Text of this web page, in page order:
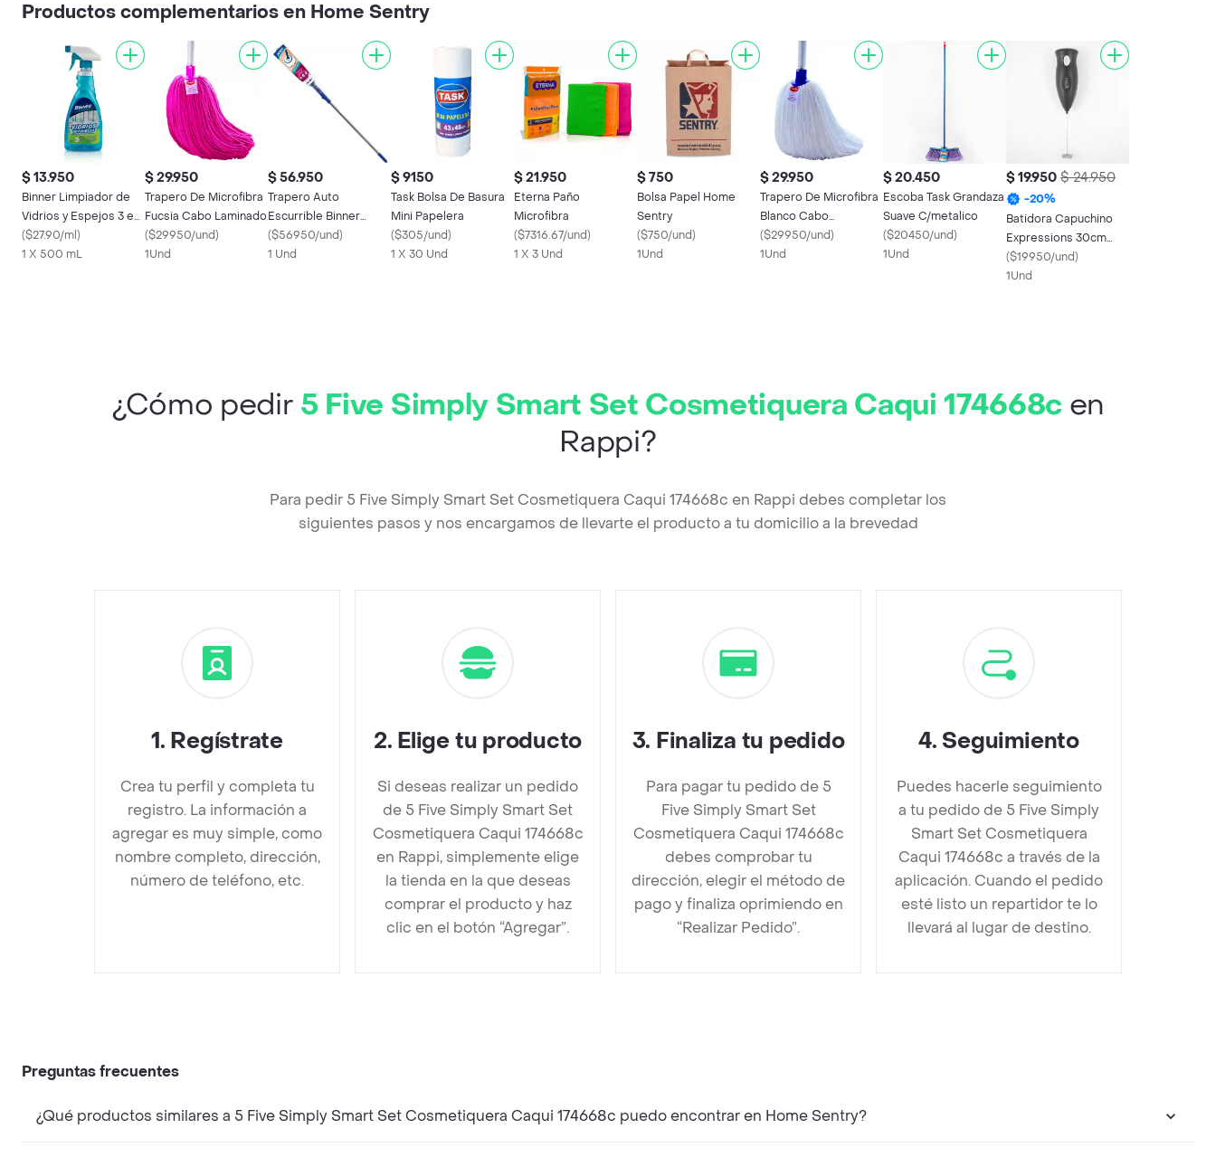
Productos complementarios en Home Sentry
$ 13.950
Binner Limpiador de
Vidrios y Espejos 3 en
1
($27.90/ml)
1 X 500 mL
$ 29.950
Trapero De Microfibra
Fucsia Cabo Laminado
($29950/und)
1Und
$ 56.950
Trapero Auto
Escurrible Binner
107561
($56950/und)
1 Und
$ 9150
Task Bolsa De Basura
Mini Papelera
($305/und)
1 X 30 Und
$ 21.950
Eterna Paño
Microfibra
($7316.67/und)
1 X 3 Und
$ 750
Bolsa Papel Home
Sentry
($750/und)
1Und
$ 29.950
Trapero De Microfibra
Blanco Cabo
Laminado
($29950/und)
1Und
$ 20.450
Escoba Task Grandaza
Suave C/metalico
($20450/und)
1Und
$ 19.950 $ 24.950
-20%
Batidora Capuchino
Expressions 30cm
Negro Acero
Inoxidable
($19950/und)
1Und
¿Cómo pedir 5 Five Simply Smart Set Cosmetiquera Caqui 174668c en
Rappi?
Para pedir 5 Five Simply Smart Set Cosmetiquera Caqui 174668c en Rappi debes completar los
siguientes pasos y nos encargamos de llevarte el producto a tu domicilio a la brevedad
1. Regístrate
Crea tu perfil y completa tu
registro. La información a
agregar es muy simple, como
nombre completo, dirección,
número de teléfono, etc.
2. Elige tu producto
Si deseas realizar un pedido
de 5 Five Simply Smart Set
Cosmetiquera Caqui 174668c
en Rappi, simplemente elige
la tienda en la que deseas
comprar el producto y haz
clic en el botón “Agregar”.
3. Finaliza tu pedido
Para pagar tu pedido de 5
Five Simply Smart Set
Cosmetiquera Caqui 174668c
debes comprobar tu
dirección, elegir el método de
pago y finaliza oprimiendo en
“Realizar Pedido”.
4. Seguimiento
Puedes hacerle seguimiento
a tu pedido de 5 Five Simply
Smart Set Cosmetiquera
Caqui 174668c a través de la
aplicación. Cuando el pedido
esté listo un repartidor te lo
llevará al lugar de destino.
Preguntas frecuentes
¿Qué productos similares a 5 Five Simply Smart Set Cosmetiquera Caqui 174668c puedo encontrar en Home Sentry?